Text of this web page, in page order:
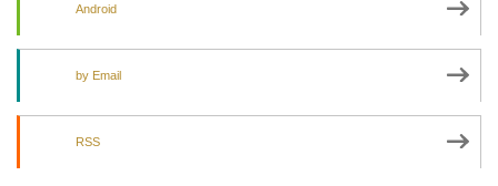
Android
by Email
RSS